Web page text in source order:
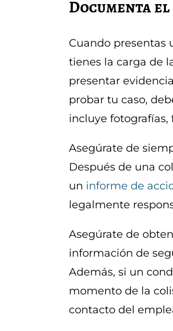
Documenta
Cuando presentas
tienes la carga de
presentar
probar tu caso,
incluye fotografías,
Asegúrate de
Después de una
un informe de
legalmente
Asegúrate de
información de
Además, si un
momento de la
contacto del